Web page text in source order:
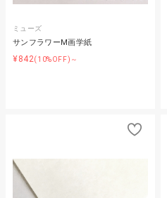
ミューズ
サンフラワーM画学紙
¥842(10%OFF)～